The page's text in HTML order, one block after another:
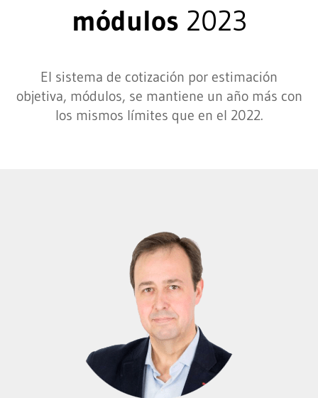
módulos 2023
El sistema de cotización por estimación
objetiva, módulos, se mantiene un año más con
los mismos límites que en el 2022.